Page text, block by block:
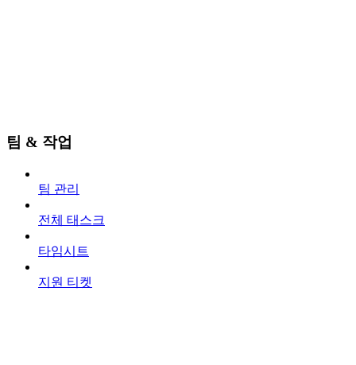
팀 & 작업
팀 관리
전체 태스크
타임시트
지원 티켓